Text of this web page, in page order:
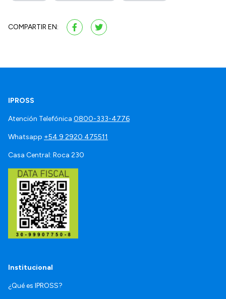
COMPARTIR EN:
IPROSS
Atención Telefónica 0800-333-4776
Whatsapp +54 9 2920 475511
Casa Central: Roca 230
Institucional
¿Qué es IPROSS?